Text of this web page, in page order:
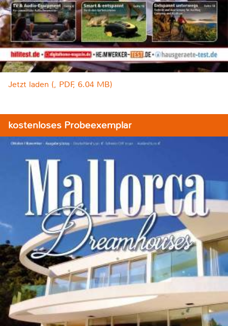
Jetzt laden (, PDF, 6.04 MB)
kostenloses Probeexemplar